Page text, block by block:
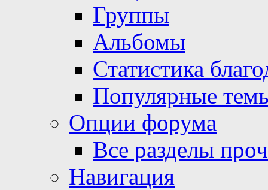
Группы
Альбомы
Статистика
Популярные
Опции форума
Все разделы
Навигация